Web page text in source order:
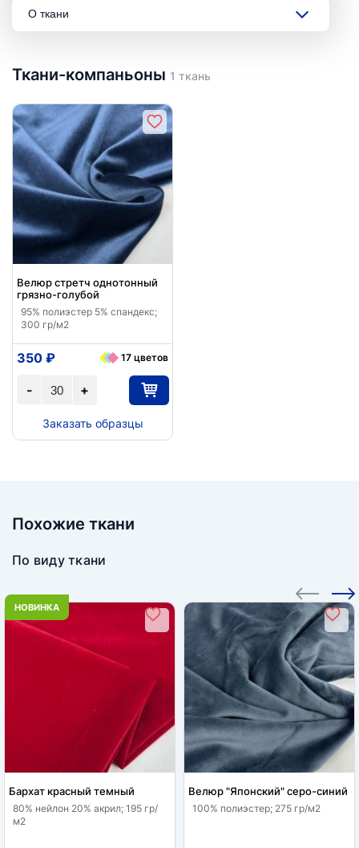
О ткани
Ткани-компаньоны 1 ткань
Велюр стретч однотонный
грязно-голубой
95% полиэстер 5% спандекс;
300 гр/м2
+
-
350 ₽ 17 цветов
Заказать образцы
Похожие ткани
По виду ткани
НОВИНКА
Бархат красный темный
80% нейлон 20% акрил; 195 гр/
м2
Велюр "Японский" серо-синий
100% полиэстер; 275 гр/м2